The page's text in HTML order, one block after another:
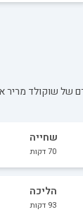
שוקולד מריר אורגני 80% 100
שחייה
70דקות
הליכה
93 דקות